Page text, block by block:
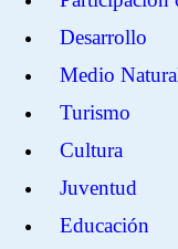
Desarrollo
Medio
Turismo
Cultura
Juventud
Educación